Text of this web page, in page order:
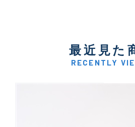
最近見た
RECENTLY